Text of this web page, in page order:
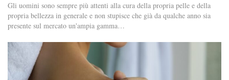
Gli uomini sono sempre più attenti alla cura della propria pelle e della
propria bellezza in generale e non stupisce che già da qualche anno sia
presente sul mercato un'ampia gamma…